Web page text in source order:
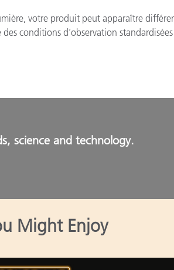
votre produit peut apparaître
conditions d’observation
science and technology.
Might Enjoy